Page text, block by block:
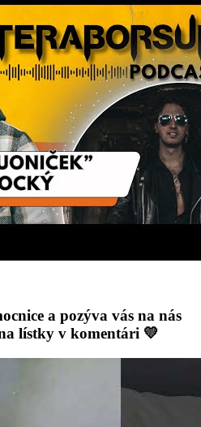
a pozýva vás na nás
lístky v komentári 💛